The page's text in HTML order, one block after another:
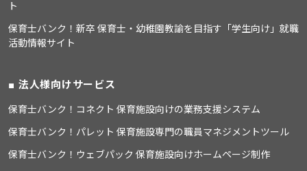
ト
保育士バンク！新卒 保育士・幼稚園教諭を目指す「学生向け」就職
活動情報サイト
法人様向けサービス
保育士バンク！コネクト 保育施設向けの業務支援システム
保育士バンク！パレット 保育施設専門の職員マネジメントツール
保育士バンク！ウェブパック 保育施設向けホームページ制作